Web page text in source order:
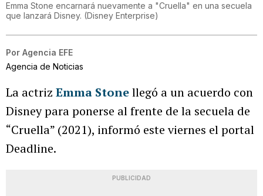
Emma Stone encarnará nuevamente a "Cruella" en una secuela
que lanzará Disney. (Disney Enterprise)
Por Agencia EFE
Agencia de Noticias
La actriz Emma Stonellegó a un acuerdo con
Disney para ponerse al frente de la secuela de
“Cruella” (2021), informó este viernes el portal
Deadline.
PUBLICIDAD